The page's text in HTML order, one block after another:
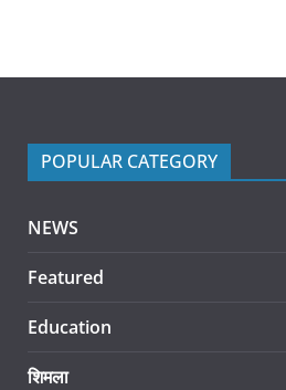
POPULAR CATEGORY
NEWS
Featured
Education
शिमला